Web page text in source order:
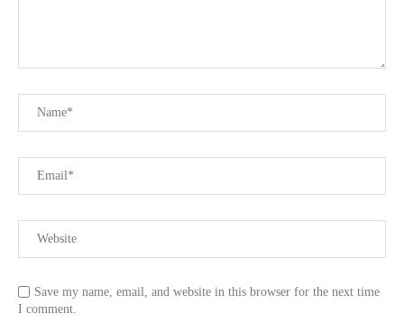
Save my name, email, and website in this browser for the next time
I comment.